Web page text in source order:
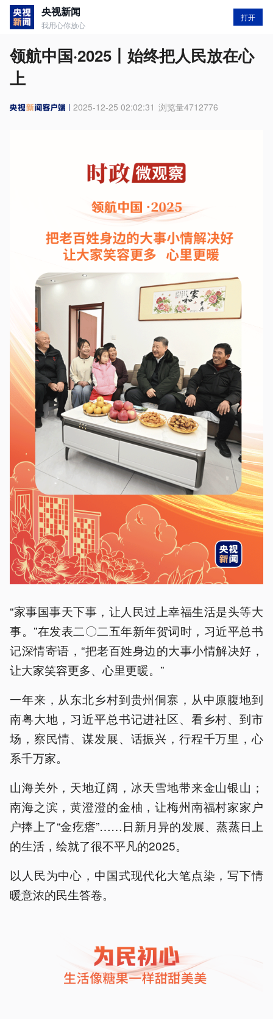
央视新闻
我用心你放心
打开
领航中国·2025丨始终把人民放在心
上
2025-12-25 02:02:31 浏览量4712776
“家事国事天下事，让人民过上幸福生活是头等大
事。”在发表二〇二五年新年贺词时，习近平总书
记深情寄语，“把老百姓身边的大事小情解决好，
让大家笑容更多、心里更暖。”
一年来，从东北乡村到贵州侗寨，从中原腹地到
南粤大地，习近平总书记进社区、看乡村、到市
场，察民情、谋发展、话振兴，行程千万里，心
系千万家。
山海关外，天地辽阔，冰天雪地带来金山银山；
南海之滨，黄澄澄的金柚，让梅州南福村家家户
户捧上了“金疙瘩”……日新月异的发展、蒸蒸日上
的生活，绘就了很不平凡的2025。
以人民为中心，中国式现代化大笔点染，写下情
暖意浓的民生答卷。